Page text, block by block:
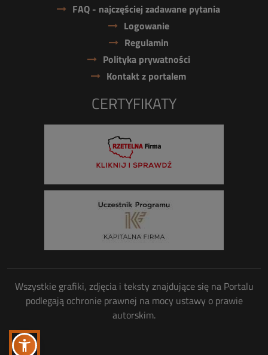
FAQ - najczęściej zadawane pytania
Logowanie
Regulamin
Polityka prywatności
Kontakt z portalem
CERTYFIKATY
Wszystkie grafiki, zdjęcia i teksty znajdujące się na Portalu
podlegają ochronie prawnej na mocy ustawy o prawie
autorskim.